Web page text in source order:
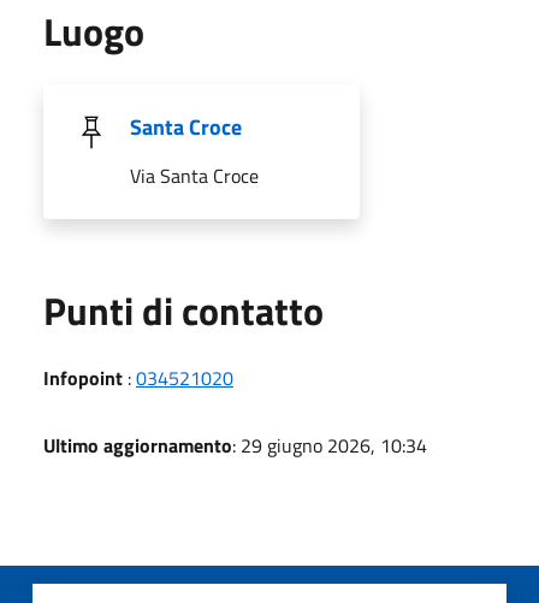
Luogo
Santa Croce
Via Santa Croce
Punti di contatto
Infopoint :034521020
Ultimo aggiornamento: 29 giugno 2026, 10:34